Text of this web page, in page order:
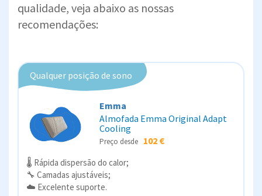
qualidade, veja abaixo as nossas
recomendações:
Qualquer posição de sono
Emma
Almofada Emma Original Adapt
Cooling
Preço desde 102 €
🌡️ Rápida dispersão do calor;
🔧 Camadas ajustáveis;
☁️ Excelente suporte.